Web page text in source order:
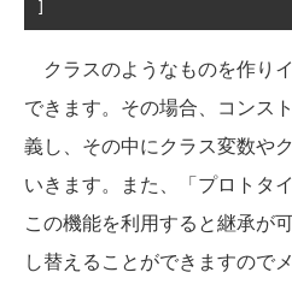
クラスのようなものを作り
できます。その場合、コンス
義し、その中にクラス変数や
いきます。また、「プロトタ
この機能を利用すると継承が
し替えることができますので